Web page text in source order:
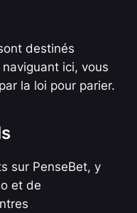
destinés
ici, vous
la loi pour parier.
sur PenseBet, y
et de